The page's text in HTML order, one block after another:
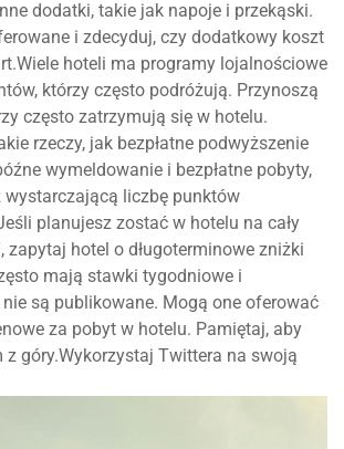
dodatki, takie jak napoje i przekąski.
i zdecyduj, czy dodatkowy koszt
hoteli ma programy lojalnościowe
którzy często podróżują. Przynoszą
często zatrzymują się w hotelu.
rzeczy, jak bezpłatne podwyższenie
wymeldowanie i bezpłatne pobyty,
liczbę punktów
planujesz zostać w hotelu na cały
zapytaj hotel o długoterminowe zniżki
mają stawki tygodniowe i
nie są publikowane. Mogą one oferować
za pobyt w hotelu. Pamiętaj, aby
góry.Wykorzystaj Twittera na swoją